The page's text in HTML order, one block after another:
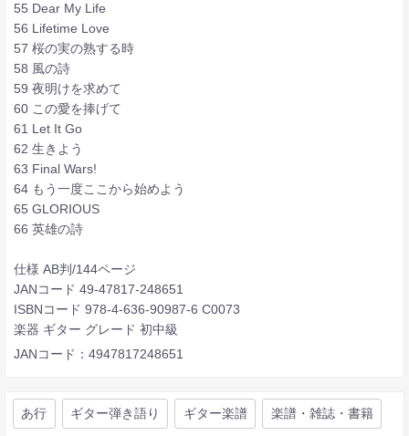
55 Dear My Life
56 Lifetime Love
57 桜の実の熟する時
58 風の詩
59 夜明けを求めて
60 この愛を捧げて
61 Let It Go
62 生きよう
63 Final Wars!
64 もう一度ここから始めよう
65 GLORIOUS
66 英雄の詩
仕様 AB判/144ページ
JANコード 49-47817-248651
ISBNコード 978-4-636-90987-6 C0073
楽器 ギター グレード 初中級
JANコード：4947817248651
あ行 ギター弾き語り ギター楽譜 楽譜・雑誌・書籍